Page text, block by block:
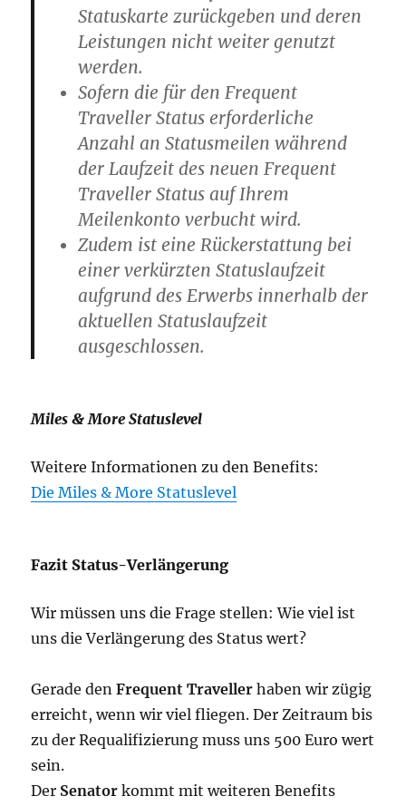
Statuskarte zurückgeben und deren
Leistungen nicht weiter genutzt
werden.
Sofern die für den Frequent
Traveller Status erforderliche
Anzahl an Statusmeilen während
der Laufzeit des neuen Frequent
Traveller Status auf Ihrem
Meilenkonto verbucht wird.
Zudem ist eine Rückerstattung bei
einer verkürzten Statuslaufzeit
aufgrund des Erwerbs innerhalb der
aktuellen Statuslaufzeit
ausgeschlossen.
Miles & More Statuslevel
Weitere Informationen zu den Benefits:
Die Miles & More Statuslevel
Fazit Status-Verlängerung
Wir müssen uns die Frage stellen: Wie viel ist
uns die Verlängerung des Status wert?
Gerade denFrequent Traveller haben wir zügig
erreicht, wenn wir viel fliegen. Der Zeitraum bis
zu der Requalifizierung muss uns 500 Euro wert
sein.
Der Senator kommt mit weiteren Benefits